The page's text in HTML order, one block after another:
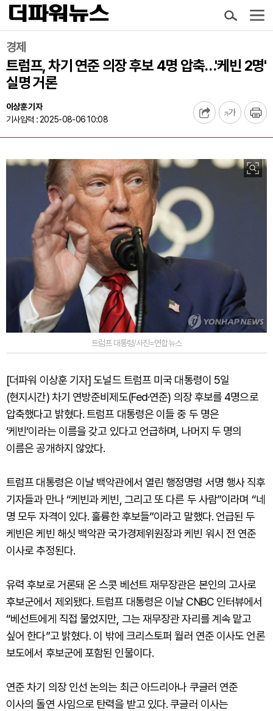
경제
트럼프, 차기 연준 의장 후보 4명 압축…'케빈 2명'
실명 거론
이상훈 기자
기사입력 : 2025-08-06 10:08
트럼프 대통령/사진=연합뉴스
[더파워 이상훈 기자] 도널드 트럼프 미국 대통령이 5일
(현지시간) 차기 연방준비제도(Fed·연준) 의장 후보를 4명으로
압축했다고 밝혔다. 트럼프 대통령은 이들 중 두 명은
‘케빈’이라는 이름을 갖고 있다고 언급하며, 나머지 두 명의
이름은 공개하지 않았다.
트럼프 대통령은 이날 백악관에서 열린 행정명령 서명 행사 직후
기자들과 만나 “케빈과 케빈, 그리고 또 다른 두 사람”이라며 “네
명 모두 자격이 있다. 훌륭한 후보들”이라고 말했다. 언급된 두
케빈은 케빈 해싯 백악관 국가경제위원장과 케빈 워시 전 연준
이사로 추정된다.
유력 후보로 거론돼 온 스콧 베선트 재무장관은 본인의 고사로
후보군에서 제외됐다. 트럼프 대통령은 이날 CNBC 인터뷰에서
“베선트에게 직접 물었지만, 그는 재무장관 자리를 계속 맡고
싶어 한다”고 밝혔다. 이 밖에 크리스토퍼 월러 연준 이사도 언론
보도에서 후보군에 포함된 인물이다.
연준 차기 의장 인선 논의는 최근 아드리아나 쿠글러 연준
이사의 돌연 사임으로 탄력을 받고 있다. 쿠글러 이사는